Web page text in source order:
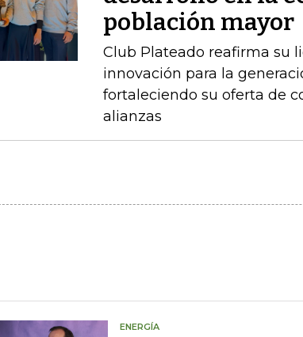
población mayor
Club Plateado reafirma su
innovación para la
fortaleciendo su oferta de
alianzas
ENERGÍA